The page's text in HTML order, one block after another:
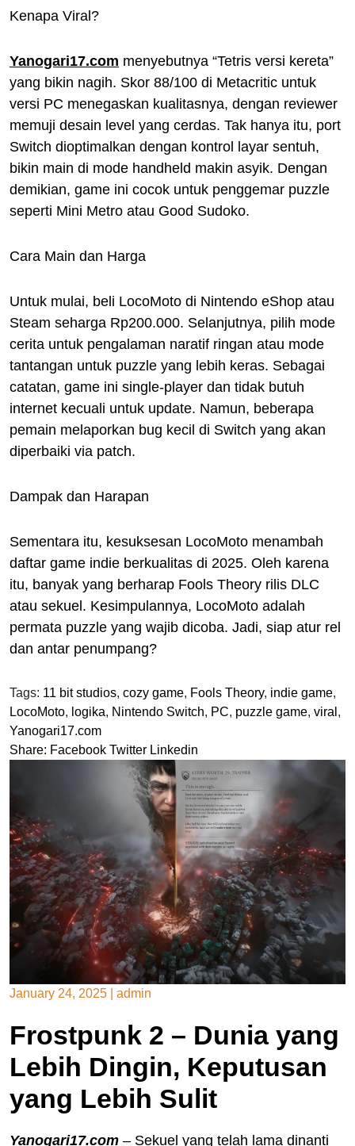
Kenapa Viral?
Yanogari17.com menyebutnya “Tetris versi kereta”
yang bikin nagih. Skor 88/100 di Metacritic untuk
versi PC menegaskan kualitasnya, dengan reviewer
memuji desain level yang cerdas. Tak hanya itu, port
Switch dioptimalkan dengan kontrol layar sentuh,
bikin main di mode handheld makin asyik. Dengan
demikian, game ini cocok untuk penggemar puzzle
seperti Mini Metro atau Good Sudoko.
Cara Main dan Harga
Untuk mulai, beli LocoMoto di Nintendo eShop atau
Steam seharga Rp200.000. Selanjutnya, pilih mode
cerita untuk pengalaman naratif ringan atau mode
tantangan untuk puzzle yang lebih keras. Sebagai
catatan, game ini single-player dan tidak butuh
internet kecuali untuk update. Namun, beberapa
pemain melaporkan bug kecil di Switch yang akan
diperbaiki via patch.
Dampak dan Harapan
Sementara itu, kesuksesan LocoMoto menambah
daftar game indie berkualitas di 2025. Oleh karena
itu, banyak yang berharap Fools Theory rilis DLC
atau sekuel. Kesimpulannya, LocoMoto adalah
permata puzzle yang wajib dicoba. Jadi, siap atur rel
dan antar penumpang?
Tags: 11 bit studios, cozy game, Fools Theory, indie game,
LocoMoto, logika, Nintendo Switch, PC, puzzle game, viral ,
Yanogari17.com
Share: Facebook Twitter Linkedin
January 24, 2025 admin
Frostpunk 2 – Dunia yang
Lebih Dingin, Keputusan
yang Lebih Sulit
Yanogari17.com – Sekuel yang telah lama dinanti